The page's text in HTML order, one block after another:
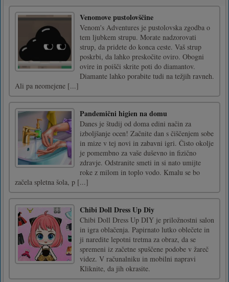
Venomove pustolovščine
Venom's Adventures je pustolovska zgodba o
tem ljubkem strupu. Morate nadzorovati
strup, da pridete do konca ceste. Vaš strup
poskrbi, da lahko preskočite oviro. Obogni
ovire in poišči skrite poti do diamantov.
Diamante lahko porabite tudi na težjih ravneh.
Ali pa neomejene [...]
Pandemični higien na domu
Danes je študij od doma edini način za
izboljšanje ocen! Začnite dan s čiščenjem sobe
in mize v tej novi in zabavni igri. Čisto okolje
je pomembno za vaše duševno in fizično
zdravje. Odstranite smeti in si nato umijte
roke z milom in toplo vodo. Kmalu se bo
začela spletna šola, p [...]
Chibi Doll Dress Up Diy
Chibi Doll Dress Up DIY je priložnostni salon
in igra oblačenja. Papirnato lutko oblečete in
ji naredite lepotni tretma za obraz, da se
spremeni iz začetne spuščene podobe v žareč
videz. V računalniku in mobilni napravi
Kliknite, da jih okrasite.